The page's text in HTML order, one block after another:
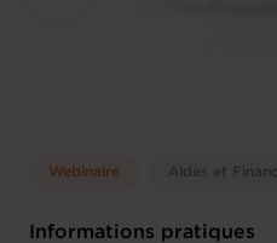
Webinaire Aides et
Informations pratiques